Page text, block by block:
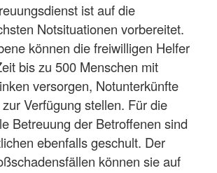
ist auf die
Notsituationen vorbereitet.
können die freiwilligen Helfer
bis zu 500 Menschen mit
versorgen, Notunterkünfte
Verfügung stellen. Für die
Betreuung der Betroffenen sind
ebenfalls geschult. Der
können sie auf